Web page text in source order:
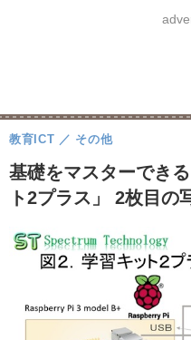
8月開催学
基礎をマスターでき
ト2プラス」 2枚目の
教育ICT その他